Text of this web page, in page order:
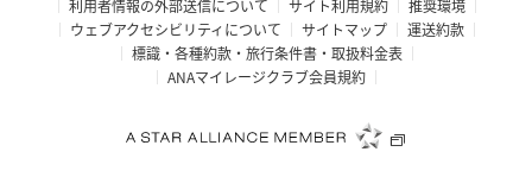
利用者情報の外部送信について
サイト利用規約
推奨環境
ウェブアクセシビリティについて
サイトマップ
運送約款
標識・各種約款・旅行条件書・取扱料金表
ANAマイレージクラブ会員規約